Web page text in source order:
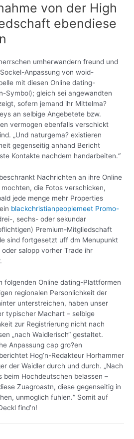
von der High
ebendiese
umherwandern freund und
Anpassung von woid-
mit diesen Online dating-
Symbol); gleich sei angewandten
sofern jemand ihr Mittelma?
an selbige Angebetete bzw.
vermogen ebenfalls verschickt
„Und naturgema? existieren
gegenseitig anhand Bericht
Kontakte nachdem handarbeiten.“
Nachrichten an ihre Online
die Fotos verschicken,
jede menge mehr Properties
blackchristianpeoplemeet Promo-
, sechs- oder sekundar
Premium-Mitgliedschaft
sind fortgesetzt uff dm Menupunkt
oder salopp vorher Trade ihr
folgenden Online dating-Plattformen
regionalen Personlichkeit der
unterstreichen, haben unser
typischer Machart – selbige
zur Registrierung nicht nach
„nach Waidlerisch“ gestaltet.
Anpassung cap gro?en
Hog’n-Redakteur Horhammer
der Waidler durch und durch. „Nach
beim Hochdeutschen belassen –
Zuagroastn, diese gegenseitig in
unmoglich fuhlen.“ Somit auf
find’n!